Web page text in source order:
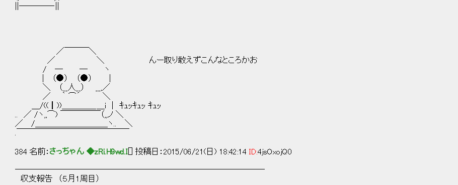
||――――‐||
／￣￣￣＼
／ ＼ んー取り敢えずこんなところかお
/ ─ ─ ヽ
| （●） （●） |
＼ （__人__） __,／
／ ｀ ⌒´ ＼
＿/((┃))＿＿＿＿_＿i | ｷｭｯｷｭｯ ｷｭｯ
.. ／ /ヽ,,⌒) ￣￣￣￣￣（,,ノ ＼
／ /＿＿＿＿＿＿＿＿＿ヽ.. ＼
384 名前： さっちゃん ◆zRi.H9wd.I [] 投稿日：2015/06/21(日) 18:42:14 ID:4jsOxojQ0
───────────────────────────────
収支報告 （５月1周目）